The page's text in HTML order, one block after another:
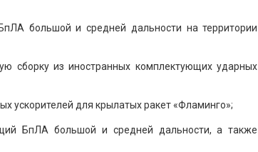
большой и средней дальности на территории
сборку из иностранных комплектующих ударных
ускорителей для крылатых ракет «Фламинго»;
БпЛА большой и средней дальности, а также